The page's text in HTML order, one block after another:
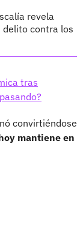
revela
delito contra los
tras
convirtiéndose
mantiene en